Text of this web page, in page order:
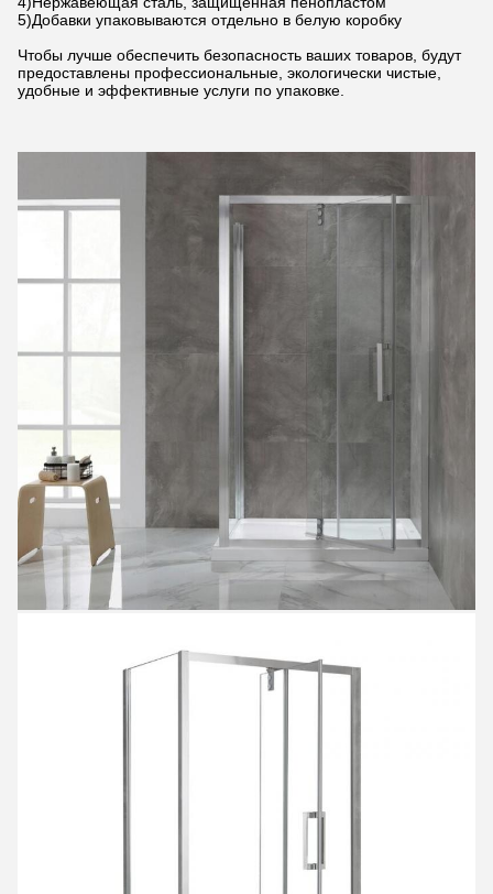
5)Добавки упаковываются отдельно в белую коробку
Чтобы лучше обеспечить безопасность ваших товаров, будут
предоставлены профессиональные, экологически чистые,
удобные и эффективные услуги по упаковке.